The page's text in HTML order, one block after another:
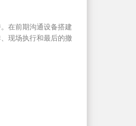
在前期沟通设备搭建
现场执行和最后的撤